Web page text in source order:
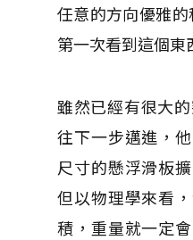
任意的方向優雅
第一次看到這個東
雖然已經有很大
往下一步邁進，
尺寸的懸浮滑板
但以物理學來看
積，重量就一定